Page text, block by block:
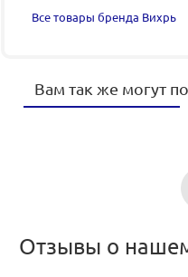
Все товары бренда Вихрь
Вам так же могут
Отзывы о